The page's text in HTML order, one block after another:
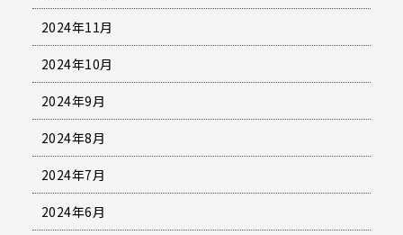
2024年11月
2024年10月
2024年9月
2024年8月
2024年7月
2024年6月